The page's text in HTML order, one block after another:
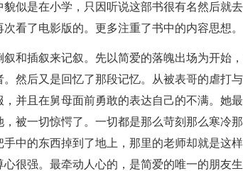
似是在小学，只因听说这部书很有名然后就
看了电影版的。更多注重了书中的内容思想。
和插叙来记叙。先以简爱的落魄出场为开始
然后又是回忆了那段记忆。从被表哥的虐打
并且在舅母面前勇敢的表达自己的不满。她
被一切惊愕了。一切都是那么苛刻那么寒冷
中的东西掉到了地上，那里的老师却就是这
很强。最牵动人心的，是简爱的唯一的朋友